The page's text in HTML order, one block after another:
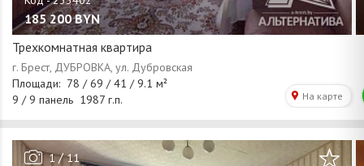
185 200 BYN
Трехкомнатная квартира
1/11